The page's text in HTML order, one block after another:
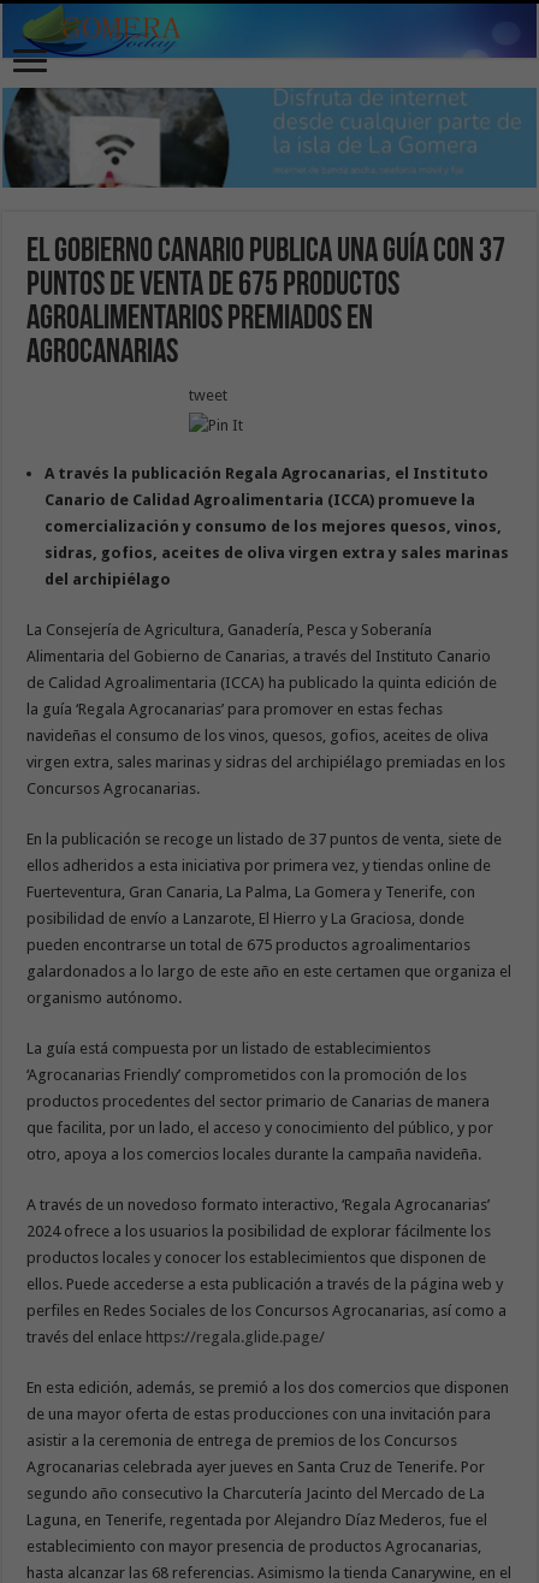
El Gobierno canario publica una guía con 37
puntos de venta de 675 productos
agroalimentarios premiados en
Agrocanarias
tweet
A través la publicación Regala Agrocanarias, el Instituto
Canario de Calidad Agroalimentaria (ICCA) promueve la
comercialización y consumo de los mejores quesos, vinos,
sidras, gofios, aceites de oliva virgen extra y sales marinas
del archipiélago
La Consejería de Agricultura, Ganadería, Pesca y Soberanía
Alimentaria del Gobierno de Canarias, a través del Instituto Canario
de Calidad Agroalimentaria (ICCA) ha publicado la quinta edición de
la guía ‘Regala Agrocanarias’ para promover en estas fechas
navideñas el consumo de los vinos, quesos, gofios, aceites de oliva
virgen extra, sales marinas y sidras del archipiélago premiadas en los
Concursos Agrocanarias.
En la publicación se recoge un listado de 37 puntos de venta, siete de
ellos adheridos a esta iniciativa por primera vez, y tiendas online de
Fuerteventura, Gran Canaria, La Palma, La Gomera y Tenerife, con
posibilidad de envío a Lanzarote, El Hierro y La Graciosa, donde
pueden encontrarse un total de 675 productos agroalimentarios
galardonados a lo largo de este año en este certamen que organiza el
organismo autónomo.
La guía está compuesta por un listado de establecimientos
‘Agrocanarias Friendly’ comprometidos con la promoción de los
productos procedentes del sector primario de Canarias de manera
que facilita, por un lado, el acceso y conocimiento del público, y por
otro, apoya a los comercios locales durante la campaña navideña.
A través de un novedoso formato interactivo, ‘Regala Agrocanarias’
2024 ofrece a los usuarios la posibilidad de explorar fácilmente los
productos locales y conocer los establecimientos que disponen de
ellos. Puede accederse a esta publicación a través de la página web y
perfiles en Redes Sociales de los Concursos Agrocanarias, así como a
través del enlace https://regala.glide.page/
En esta edición, además, se premió a los dos comercios que disponen
de una mayor oferta de estas producciones con una invitación para
asistir a la ceremonia de entrega de premios de los Concursos
Agrocanarias celebrada ayer jueves en Santa Cruz de Tenerife. Por
segundo año consecutivo la Charcutería Jacinto del Mercado de La
Laguna, en Tenerife, regentada por Alejandro Díaz Mederos, fue el
establecimiento con mayor presencia de productos Agrocanarias,
hasta alcanzar las 68 referencias. Asimismo la tienda Canarywine, en el